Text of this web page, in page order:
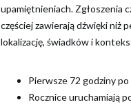
upamiętnieniach. Zgłoszenia
częściej zawierają dźwięki niż
lokalizację, świadków i
Pierwsze 72 godziny
Rocznice uruchamiają